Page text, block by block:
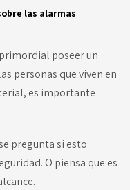
las alarmas
poseer un
personas que viven en
es importante
pregunta si esto
O piensa que es